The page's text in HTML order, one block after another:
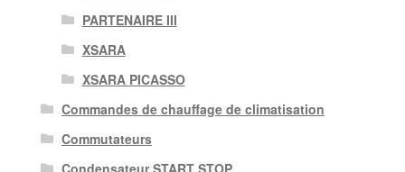
PARTENAIRE III
XSARA
XSARA PICASSO
Commandes de chauffage de climatisation
Commutateurs
Condensateur START STOP